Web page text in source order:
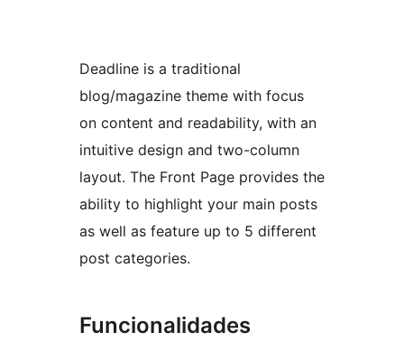
Deadline is a traditional
blog/magazine theme with focus
on content and readability, with an
intuitive design and two-column
layout. The Front Page provides the
ability to highlight your main posts
as well as feature up to 5 different
post categories.
Funcionalidades